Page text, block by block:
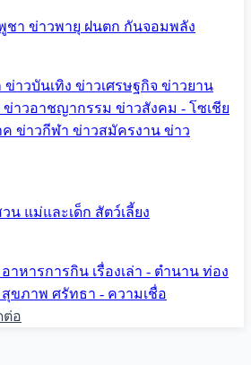
ชา ข่าวพายุ ฝนตก กันจอมพลัง
ข่าวบันเทิง ข่าวเศรษฐกิจ ข่าวยาน
ข่าวอาชญากรรม ข่าวสังคม - โซเชีย
ค ข่าวกีฬา ข่าวสมัครงาน ข่าว
วน แม่และเด็ก สัตว์เลี้ยง
อาหารการกิน เรื่องเล่า - ตำนาน ท่อง
สุขภาพ ศรัทธา - ความเชื่อ
ต่อ